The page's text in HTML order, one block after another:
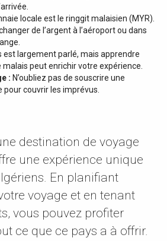
locale est le ringgit malaisien (MYR).
de l’argent à l’aéroport ou dans
est largement parlé, mais apprendre
peut enrichir votre expérience.
: N’oubliez pas de souscrire une
pour couvrir les imprévus.
destination de voyage
une expérience unique
En planifiant
voyage et en tenant
vous pouvez profiter
ce que ce pays a à offrir.